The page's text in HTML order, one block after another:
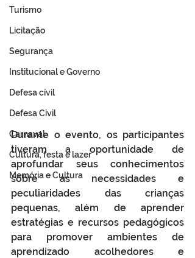
Turismo
Licitação
Segurança
Institucional e Governo
Defesa cívil
Defesa Civil
Carnaval
Cultura, festa e lazer
Memória e Cultura
Durante o evento, os participantes
tiveram a oportunidade de
aprofundar seus conhecimentos
sobre as necessidades e
peculiaridades das crianças
pequenas, além de aprender
estratégias e recursos pedagógicos
para promover ambientes de
aprendizado acolhedores e